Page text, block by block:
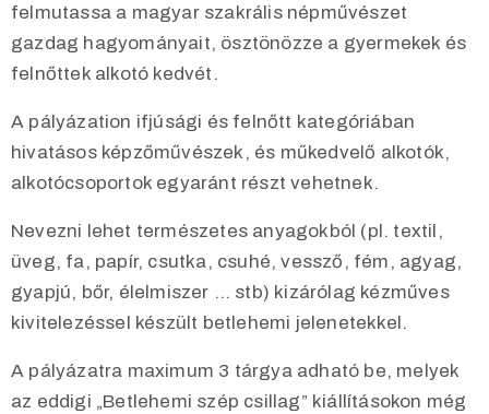
felmutassa a magyar szakrális népművészet
gazdag hagyományait, ösztönözze a gyermekek és
felnőttek alkotó kedvét.
A pályázation ifjúsági és felnőtt kategóriában
hivatásos képzőművészek, és műkedvelő alkotók,
alkotócsoportok egyaránt részt vehetnek.
Nevezni lehet természetes anyagokból (pl. textil,
üveg, fa, papír, csutka, csuhé, vessző, fém, agyag,
gyapjú, bőr, élelmiszer … stb) kizárólag kézműves
kivitelezéssel készült betlehemi jelenetekkel.
A pályázatra maximum 3 tárgya adható be, melyek
az eddigi „Betlehemi szép csillag” kiállításokon még